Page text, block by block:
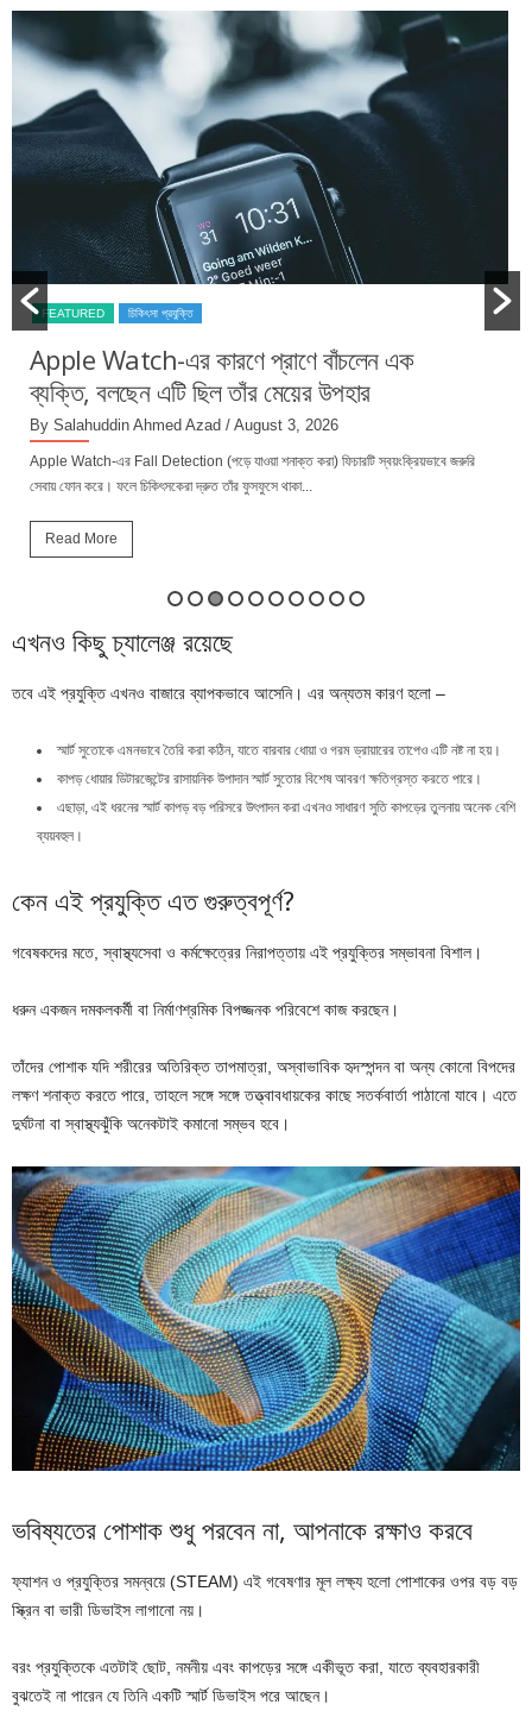
FEATURED চিকিৎসা প্রযুক্তি
Apple Watch-এর কারণে প্রাণে বাঁচলেন এক
ব্যক্তি, বলছেন এটি ছিল তাঁর মেয়ের উপহার
By Salahuddin Ahmed Azad / August 3, 2026
Apple Watch-এর Fall Detection (পড়ে যাওয়া শনাক্ত করা) ফিচারটি স্বয়ংক্রিয়ভাবে জরুরি
সেবায় ফোন করে। ফলে চিকিৎসকেরা দ্রুত তাঁর ফুসফুসে থাকা...
Read More
এখনও কিছু চ্যালেঞ্জ রয়েছে
তবে এই প্রযুক্তি এখনও বাজারে ব্যাপকভাবে আসেনি। এর অন্যতম কারণ হলো –
স্মার্ট সুতোকে এমনভাবে তৈরি করা কঠিন, যাতে বারবার ধোয়া ও গরম ড্রায়ারের তাপেও এটি নষ্ট না হয়।
কাপড় ধোয়ার ডিটারজেন্টের রাসায়নিক উপাদান স্মার্ট সুতোর বিশেষ আবরণ ক্ষতিগ্রস্ত করতে পারে।
এছাড়া, এই ধরনের স্মার্ট কাপড় বড় পরিসরে উৎপাদন করা এখনও সাধারণ সুতি কাপড়ের তুলনায় অনেক বেশি
ব্যয়বহুল।
কেন এই প্রযুক্তি এত গুরুত্বপূর্ণ?
গবেষকদের মতে, স্বাস্থ্যসেবা ও কর্মক্ষেত্রের নিরাপত্তায় এই প্রযুক্তির সম্ভাবনা বিশাল।
ধরুন একজন দমকলকর্মী বা নির্মাণশ্রমিক বিপজ্জনক পরিবেশে কাজ করছেন।
তাঁদের পোশাক যদি শরীরের অতিরিক্ত তাপমাত্রা, অস্বাভাবিক হৃদস্পন্দন বা অন্য কোনো বিপদের
লক্ষণ শনাক্ত করতে পারে, তাহলে সঙ্গে সঙ্গে তত্ত্বাবধায়কের কাছে সতর্কবার্তা পাঠানো যাবে। এতে
দুর্ঘটনা বা স্বাস্থ্যঝুঁকি অনেকটাই কমানো সম্ভব হবে।
ভবিষ্যতের পোশাক শুধু পরবেন না, আপনাকে রক্ষাও করবে
ফ্যাশন ও প্রযুক্তির সমন্বয়ে (STEAM) এই গবেষণার মূল লক্ষ্য হলো পোশাকের ওপর বড় বড়
স্ক্রিন বা ভারী ডিভাইস লাগানো নয়।
বরং প্রযুক্তিকে এতটাই ছোট, নমনীয় এবং কাপড়ের সঙ্গে একীভূত করা, যাতে ব্যবহারকারী
বুঝতেই না পারেন যে তিনি একটি স্মার্ট ডিভাইস পরে আছেন।